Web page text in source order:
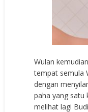
Wulan
tempat semula
dengan
paha yang satu
melihat lagi